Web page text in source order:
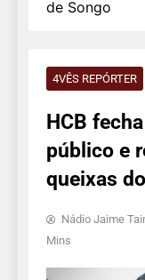
de Songo
4VÊS REPÓRTER
HCB
público e
queixas
Nádio Jaime
Mins